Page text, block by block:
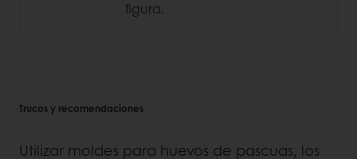
figura.
Trucos y recomendaciones
Utilizar moldes para huevos de pascuas, los